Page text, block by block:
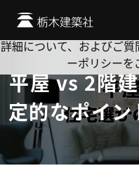
平屋 vs 2階
定的なポイ
Cookie を使用して、お客
か? 当社ではお客様のプ
詳細について、およびご
ーポリシーを